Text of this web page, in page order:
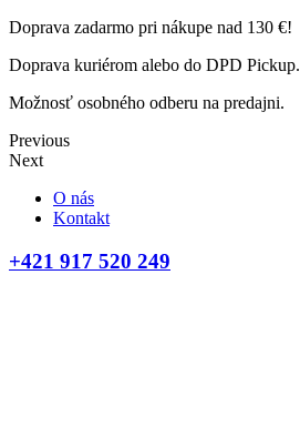
Doprava zadarmo pri nákupe nad 130 €!
Doprava kuriérom alebo do DPD Pickup.
Možnosť osobného odberu na predajni.
Previous
Next
O nás
Kontakt
+421 917 520 249